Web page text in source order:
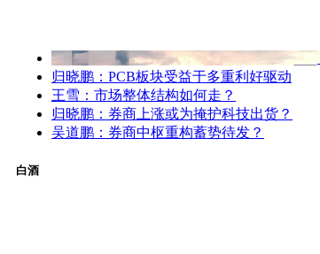
归晓鹏：PCB板块受益于多重利好驱动
王雪：市场整体结构如何走？
归晓鹏：券商上涨或为掩护科技出货？
吴道鹏：券商中枢重构蓄势待发？
白酒